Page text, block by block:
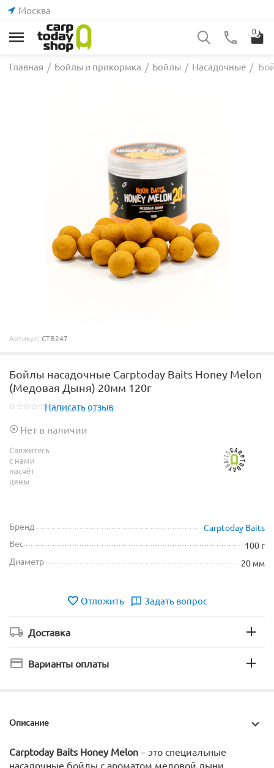
Москва
0
Главная / Бойлы и прикормка / Бойлы / Насадочные /
Артикул: CTB247
Бойлы насадочные Carptoday Baits Honey Melon
(Медовая Дыня) 20мм 120г
Написать отзыв
Нет в наличии
Свяжитесь
с нами
насчёт
цены
Бренд
Carptoday Baits
Вес
100 г
Диаметр
20 мм
Отложить Задать вопрос
Доставка
Варианты оплаты
Описание
Carptoday Baits Honey Melon – это специальные
насадочные бойлы с ароматом медовой дыни,